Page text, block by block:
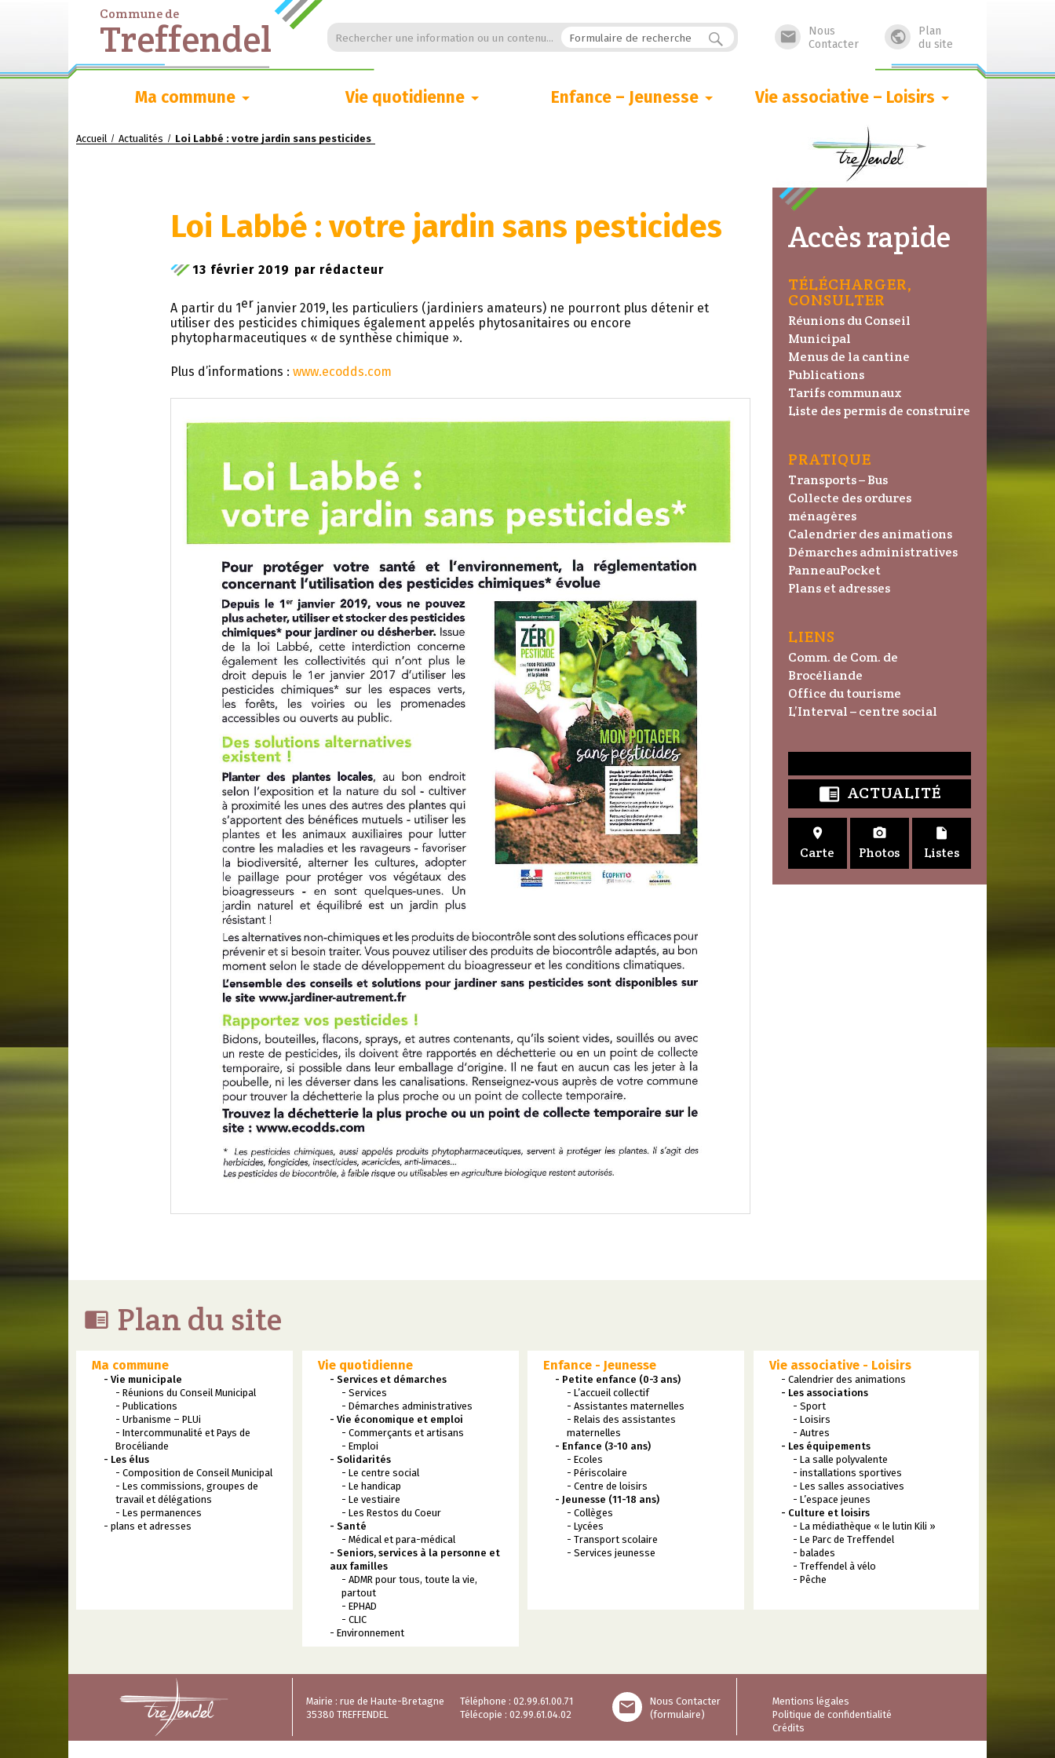
Commune de
Treffendel Rechercher une information ou un contenu... 
Plan
du site

Nous
Contacter
Ma commune Vie quotidienne Enfance – Jeunesse Vie associative – Loisirs
Accueil / Actualités / Loi Labbé : votre jardin sans pesticides
Loi Labbé : votre jardin sans pesticides
13 février 2019 par rédacteur
A partir du 1er janvier 2019, les particuliers (jardiniers amateurs) ne pourront plus détenir et
utiliser des pesticides chimiques également appelés phytosanitaires ou encore
phytopharmaceutiques « de synthèse chimique ».
Plus d’informations : www.ecodds.com
Accès rapide
TÉLÉCHARGER,
CONSULTER
Réunions du Conseil
Municipal
Menus de la cantine
Publications
Tarifs communaux
Liste des permis de construire
PRATIQUE
Transports – Bus
Collecte des ordures
ménagères
Calendrier des animations
Démarches administratives
PanneauPocket
Plans et adresses
LIENS
Comm. de Com. de
Brocéliande
Office du tourisme
L’Interval – centre social
 ACTUALITÉ

Carte

Photos

Listes
 Plan du site
Ma commune
- Vie municipale
- Réunions du Conseil Municipal
- Publications
- Urbanisme – PLUi
- Intercommunalité et Pays de
Brocéliande
- Les élus
- Composition de Conseil Municipal
- Les commissions, groupes de
travail et délégations
- Les permanences
- plans et adresses
Vie quotidienne
- Services et démarches
- Services
- Démarches administratives
- Vie économique et emploi
- Commerçants et artisans
- Emploi
- Solidarités
- Le centre social
- Le handicap
- Le vestiaire
- Les Restos du Coeur
- Santé
- Médical et para-médical
- Seniors, services à la personne et
aux familles
- ADMR pour tous, toute la vie,
partout
- EPHAD
- CLIC
- Environnement
Enfance - Jeunesse
- Petite enfance (0-3 ans)
- L’accueil collectif
- Assistantes maternelles
- Relais des assistantes
maternelles
- Enfance (3-10 ans)
- Ecoles
- Périscolaire
- Centre de loisirs
- Jeunesse (11-18 ans)
- Collèges
- Lycées
- Transport scolaire
- Services jeunesse
Vie associative - Loisirs
- Calendrier des animations
- Les associations
- Sport
- Loisirs
- Autres
- Les équipements
- La salle polyvalente
- installations sportives
- Les salles associatives
- L’espace jeunes
- Culture et loisirs
- La médiathèque « le lutin Kili »
- Le Parc de Treffendel
- balades
- Treffendel à vélo
- Pêche
Mairie : rue de Haute-Bretagne
35380 TREFFENDEL
Téléphone : 02.99.61.00.71
Télécopie : 02.99.61.04.02

Nous Contacter
(formulaire)
Mentions légales
Politique de confidentialité
Crédits